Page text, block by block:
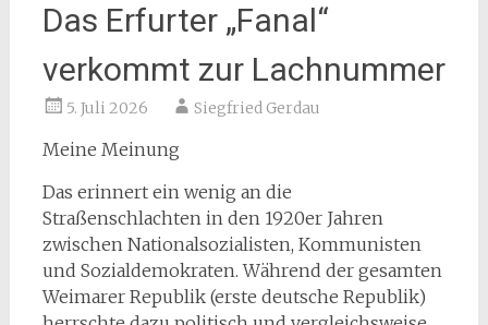
Das Erfurter „Fanal“
verkommt zur Lachnummer
5. Juli 2026 Siegfried Gerdau
Meine Meinung
Das erinnert ein wenig an die
Straßenschlachten in den 1920er Jahren
zwischen Nationalsozialisten, Kommunisten
und Sozialdemokraten. Während der gesamten
Weimarer Republik (erste deutsche Republik)